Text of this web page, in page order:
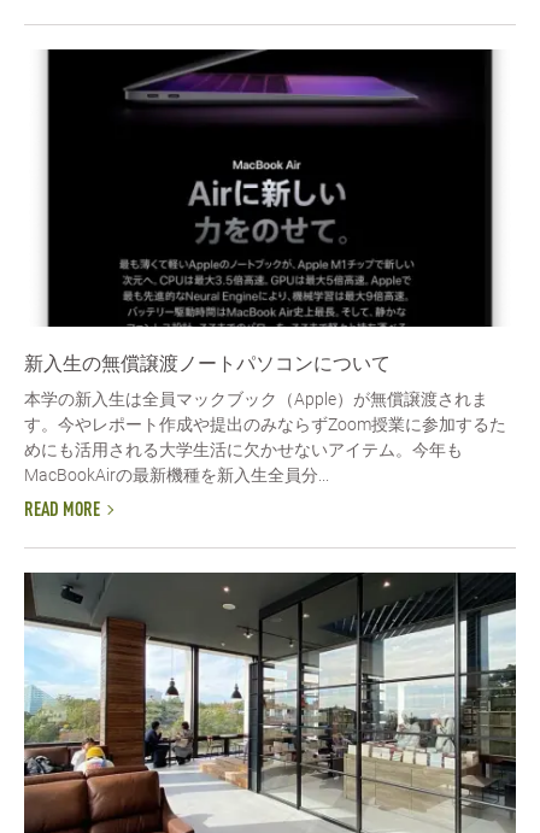
新入生の無償譲渡ノートパソコンについて
本学の新入生は全員マックブック（Apple）が無償譲渡されま
す。今やレポート作成や提出のみならずZoom授業に参加するた
めにも活用される大学生活に欠かせないアイテム。今年も
MacBookAirの最新機種を新入生全員分...
READ MORE